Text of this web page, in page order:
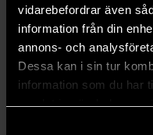
vidarebefordrar även
information från din
annons- och
Dessa kan i sin tur
information som du har
samlat in när du har
Mer från